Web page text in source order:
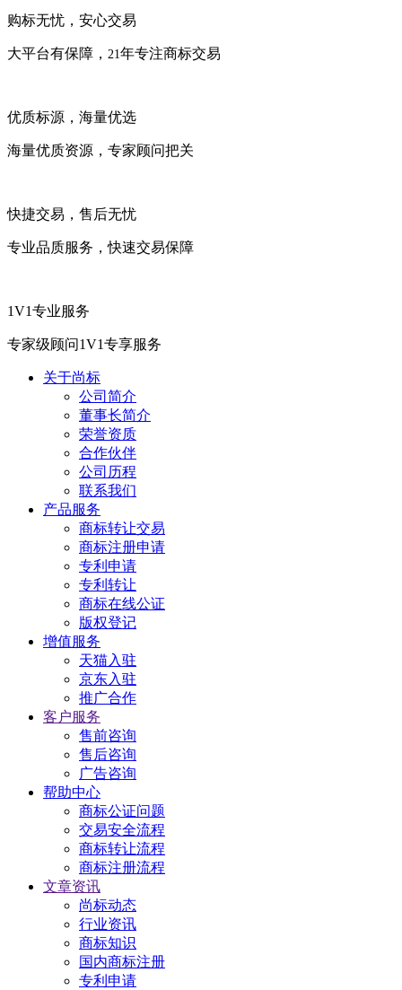
购标无忧，安心交易
大平台有保障， 21 年专注商标交易
优质标源，海量优选
海量优质资源，专家顾问把关
快捷交易，售后无忧
专业品质服务，快速交易保障
1V1专业服务
专家级顾问1V1专享服务
关于尚标
公司简介
董事长简介
荣誉资质
合作伙伴
公司历程
联系我们
产品服务
商标转让交易
商标注册申请
专利申请
专利转让
商标在线公证
版权登记
增值服务
天猫入驻
京东入驻
推广合作
客户服务
售前咨询
售后咨询
广告咨询
帮助中心
商标公证问题
交易安全流程
商标转让流程
商标注册流程
文章资讯
尚标动态
行业资讯
商标知识
国内商标注册
专利申请